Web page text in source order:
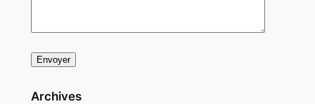
Archives